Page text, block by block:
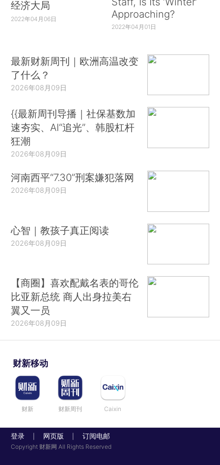
经济大局
2022年04月06日
Approaching?
2022年04月01日
最新财新周刊｜欧洲高温改变
了什么？
2026年08月09日
{{最新周刊导播｜社保基数加
速夯实、AI“追光”、韩股杠杆
狂潮
2026年08月09日
河南西平“7.30”刑案嫌犯落网
2026年08月09日
心智｜教孩子真正阅读
2026年08月09日
【商圈】喜欢配戴名表的哥伦
比亚新总统 商人出身拉美右
翼又一员
2026年08月09日
财新移动
财新 财新周刊 Caixin
登录 网页版 订阅电邮
Copyright 财新网 All Rights Reserved